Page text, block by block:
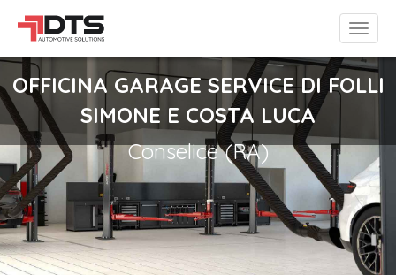
OFFICINA GARAGE SERVICE DI FOLLI
SIMONE E COSTA LUCA
Conselice (RA)